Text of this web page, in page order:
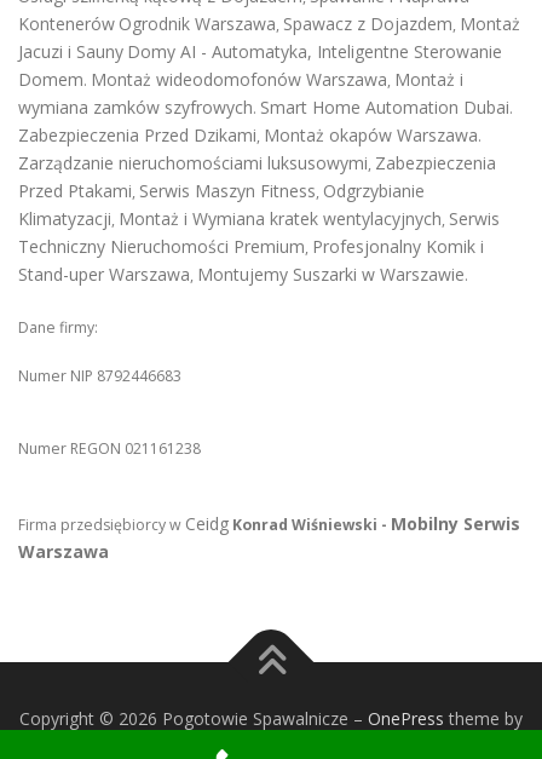
Kontenerów Ogrodnik Warszawa, Spawacz z Dojazdem, Montaż
Jacuzi i Sauny Domy AI - Automatyka, Inteligentne Sterowanie
Domem. Montaż wideodomofonów Warszawa, Montaż i
wymiana zamków szyfrowych. Smart Home Automation Dubai.
Zabezpieczenia Przed Dzikami, Montaż okapów Warszawa.
Zarządzanie nieruchomościami luksusowymi, Zabezpieczenia
Przed Ptakami, Serwis Maszyn Fitness, Odgrzybianie
Klimatyzacji, Montaż i Wymiana kratek wentylacyjnych, Serwis
Techniczny Nieruchomości Premium, Profesjonalny Komik i
Stand-uper Warszawa, Montujemy Suszarki w Warszawie.
Dane firmy:
Numer NIP 8792446683
Numer REGON 021161238
Firma przedsiębiorcy w Ceidg Konrad Wiśniewski - Mobilny Serwis
Warszawa
Copyright © 2026 Pogotowie Spawalnicze – OnePress theme by
FameThemes